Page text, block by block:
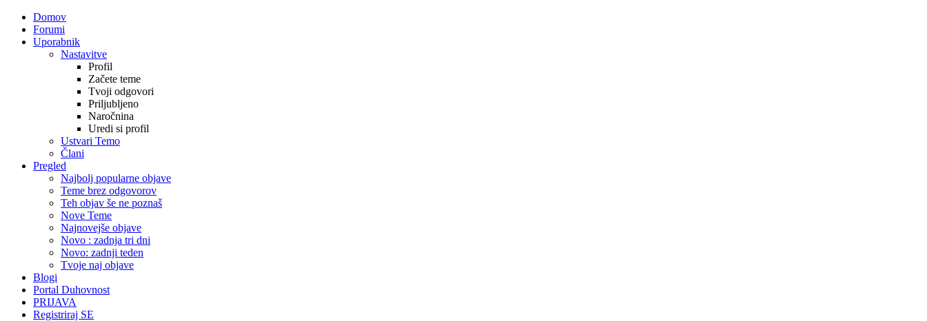
Domov
Forumi
Uporabnik
Nastavitve
Profil
Začete teme
Tvoji odgovori
Priljubljeno
Naročnina
Uredi si profil
Ustvari Temo
Člani
Pregled
Najbolj popularne objave
Teme brez odgovorov
Teh objav še ne poznaš
Nove Teme
Najnovejše objave
Novo : zadnja tri dni
Novo: zadnji teden
Tvoje naj objave
Blogi
Portal Duhovnost
PRIJAVA
Registriraj SE